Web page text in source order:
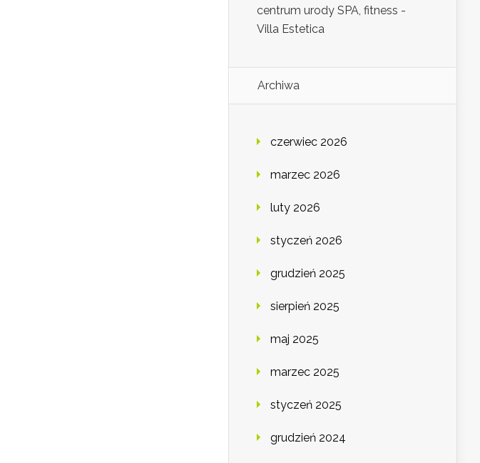
centrum urody SPA, fitness -
Villa Estetica
Archiwa
czerwiec 2026
marzec 2026
luty 2026
styczeń 2026
grudzień 2025
sierpień 2025
maj 2025
marzec 2025
styczeń 2025
grudzień 2024